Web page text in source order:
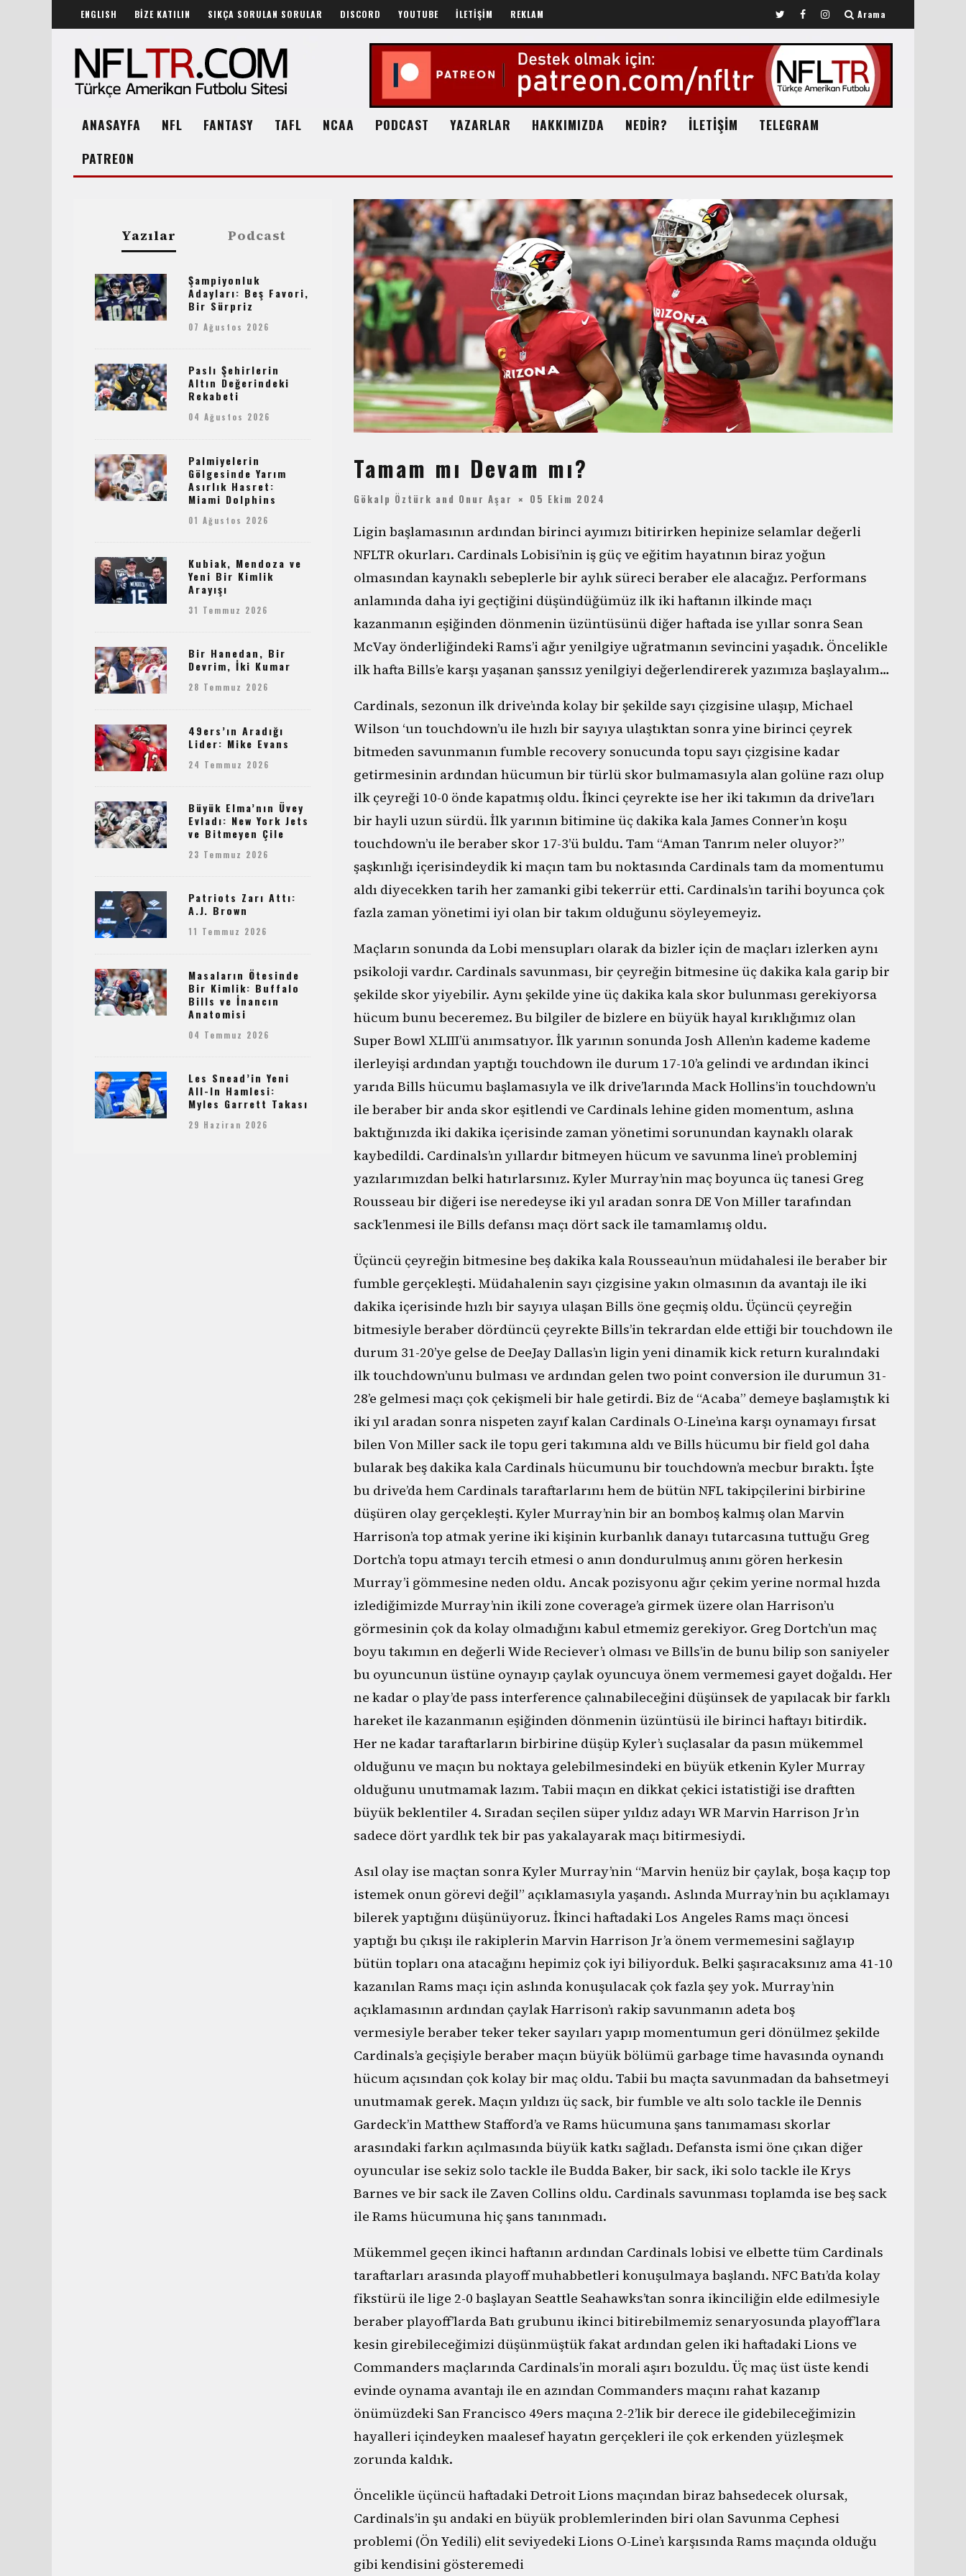
ENGLISH BİZE KATILIN SIKÇA SORULAN SORULAR DISCORD YOUTUBE İLETİŞİM REKLAM Arama
ANASAYFA NFL FANTASY TAFL NCAA PODCAST YAZARLAR HAKKIMIZDA NEDİR? İLETİŞİM
TELEGRAM
PATREON
Tamam mı Devam mı?
Gökalp Öztürk and Onur Aşar 05 Ekim 2024
Ligin başlamasının ardından birinci ayımızı bitirirken hepinize selamlar değerli
NFLTR okurları. Cardinals Lobisi’nin iş güç ve eğitim hayatının biraz yoğun
olmasından kaynaklı sebeplerle bir aylık süreci beraber ele alacağız. Performans
anlamında daha iyi geçtiğini düşündüğümüz ilk iki haftanın ilkinde maçı
kazanmanın eşiğinden dönmenin üzüntüsünü diğer haftada ise yıllar sonra Sean
McVay önderliğindeki Rams’i ağır yenilgiye uğratmanın sevincini yaşadık. Öncelikle
ilk hafta Bills’e karşı yaşanan şanssız yenilgiyi değerlendirerek yazımıza başlayalım…
Cardinals, sezonun ilk drive’ında kolay bir şekilde sayı çizgisine ulaşıp, Michael
Wilson ‘un touchdown’u ile hızlı bir sayıya ulaştıktan sonra yine birinci çeyrek
bitmeden savunmanın fumble recovery sonucunda topu sayı çizgisine kadar
getirmesinin ardından hücumun bir türlü skor bulmamasıyla alan golüne razı olup
ilk çeyreği 10-0 önde kapatmış oldu. İkinci çeyrekte ise her iki takımın da drive’ları
bir hayli uzun sürdü. İlk yarının bitimine üç dakika kala James Conner’ın koşu
touchdown’u ile beraber skor 17-3’ü buldu. Tam “Aman Tanrım neler oluyor?”
şaşkınlığı içerisindeydik ki maçın tam bu noktasında Cardinals tam da momentumu
aldı diyecekken tarih her zamanki gibi tekerrür etti. Cardinals’ın tarihi boyunca çok
fazla zaman yönetimi iyi olan bir takım olduğunu söyleyemeyiz.
Maçların sonunda da Lobi mensupları olarak da bizler için de maçları izlerken aynı
psikoloji vardır. Cardinals savunması, bir çeyreğin bitmesine üç dakika kala garip bir
şekilde skor yiyebilir. Aynı şekilde yine üç dakika kala skor bulunması gerekiyorsa
hücum bunu beceremez. Bu bilgiler de bizlere en büyük hayal kırıklığımız olan
Super Bowl XLIII’ü anımsatıyor. İlk yarının sonunda Josh Allen’ın kademe kademe
ilerleyişi ardından yaptığı touchdown ile durum 17-10’a gelindi ve ardından ikinci
yarıda Bills hücumu başlamasıyla ve ilk drive’larında Mack Hollins’in touchdown’u
ile beraber bir anda skor eşitlendi ve Cardinals lehine giden momentum, aslına
baktığınızda iki dakika içerisinde zaman yönetimi sorunundan kaynaklı olarak
kaybedildi. Cardinals’ın yıllardır bitmeyen hücum ve savunma line’ı probleminj
yazılarımızdan belki hatırlarsınız. Kyler Murray’nin maç boyunca üç tanesi Greg
Rousseau bir diğeri ise neredeyse iki yıl aradan sonra DE Von Miller tarafından
sack’lenmesi ile Bills defansı maçı dört sack ile tamamlamış oldu.
Üçüncü çeyreğin bitmesine beş dakika kala Rousseau’nun müdahalesi ile beraber bir
fumble gerçekleşti. Müdahalenin sayı çizgisine yakın olmasının da avantajı ile iki
dakika içerisinde hızlı bir sayıya ulaşan Bills öne geçmiş oldu. Üçüncü çeyreğin
bitmesiyle beraber dördüncü çeyrekte Bills’in tekrardan elde ettiği bir touchdown ile
durum 31-20’ye gelse de DeeJay Dallas’ın ligin yeni dinamik kick return kuralındaki
ilk touchdown’unu bulması ve ardından gelen two point conversion ile durumun 31-
28’e gelmesi maçı çok çekişmeli bir hale getirdi. Biz de “Acaba” demeye başlamıştık ki
iki yıl aradan sonra nispeten zayıf kalan Cardinals O-Line’ına karşı oynamayı fırsat
bilen Von Miller sack ile topu geri takımına aldı ve Bills hücumu bir field gol daha
bularak beş dakika kala Cardinals hücumunu bir touchdown’a mecbur bıraktı. İşte
bu drive’da hem Cardinals taraftarlarını hem de bütün NFL takipçilerini birbirine
düşüren olay gerçekleşti. Kyler Murray’nin bir an bomboş kalmış olan Marvin
Harrison’a top atmak yerine iki kişinin kurbanlık danayı tutarcasına tuttuğu Greg
Dortch’a topu atmayı tercih etmesi o anın dondurulmuş anını gören herkesin
Murray’i gömmesine neden oldu. Ancak pozisyonu ağır çekim yerine normal hızda
izlediğimizde Murray’nin ikili zone coverage’a girmek üzere olan Harrison’u
görmesinin çok da kolay olmadığını kabul etmemiz gerekiyor. Greg Dortch’un maç
boyu takımın en değerli Wide Reciever’ı olması ve Bills’in de bunu bilip son saniyeler
bu oyuncunun üstüne oynayıp çaylak oyuncuya önem vermemesi gayet doğaldı. Her
ne kadar o play’de pass interference çalınabileceğini düşünsek de yapılacak bir farklı
hareket ile kazanmanın eşiğinden dönmenin üzüntüsü ile birinci haftayı bitirdik.
Her ne kadar taraftarların birbirine düşüp Kyler’ı suçlasalar da pasın mükemmel
olduğunu ve maçın bu noktaya gelebilmesindeki en büyük etkenin Kyler Murray
olduğunu unutmamak lazım. Tabii maçın en dikkat çekici istatistiği ise draftten
büyük beklentiler 4. Sıradan seçilen süper yıldız adayı WR Marvin Harrison Jr’ın
sadece dört yardlık tek bir pas yakalayarak maçı bitirmesiydi.
Asıl olay ise maçtan sonra Kyler Murray’nin “Marvin henüz bir çaylak, boşa kaçıp top
istemek onun görevi değil” açıklamasıyla yaşandı. Aslında Murray’nin bu açıklamayı
bilerek yaptığını düşünüyoruz. İkinci haftadaki Los Angeles Rams maçı öncesi
yaptığı bu çıkışı ile rakiplerin Marvin Harrison Jr’a önem vermemesini sağlayıp
bütün topları ona atacağını hepimiz çok iyi biliyorduk. Belki şaşıracaksınız ama 41-10
kazanılan Rams maçı için aslında konuşulacak çok fazla şey yok. Murray’nin
açıklamasının ardından çaylak Harrison’ı rakip savunmanın adeta boş
vermesiyle beraber teker teker sayıları yapıp momentumun geri dönülmez şekilde
Cardinals’a geçişiyle beraber maçın büyük bölümü garbage time havasında oynandı
hücum açısından çok kolay bir maç oldu. Tabii bu maçta savunmadan da bahsetmeyi
unutmamak gerek. Maçın yıldızı üç sack, bir fumble ve altı solo tackle ile Dennis
Gardeck’in Matthew Stafford’a ve Rams hücumuna şans tanımaması skorlar
arasındaki farkın açılmasında büyük katkı sağladı. Defansta ismi öne çıkan diğer
oyuncular ise sekiz solo tackle ile Budda Baker, bir sack, iki solo tackle ile Krys
Barnes ve bir sack ile Zaven Collins oldu. Cardinals savunması toplamda ise beş sack
ile Rams hücumuna hiç şans tanınmadı.
Mükemmel geçen ikinci haftanın ardından Cardinals lobisi ve elbette tüm Cardinals
taraftarları arasında playoff muhabbetleri konuşulmaya başlandı. NFC Batı’da kolay
fikstürü ile lige 2-0 başlayan Seattle Seahawks’tan sonra ikinciliğin elde edilmesiyle
beraber playoff’larda Batı grubunu ikinci bitirebilmemiz senaryosunda playoff’lara
kesin girebileceğimizi düşünmüştük fakat ardından gelen iki haftadaki Lions ve
Commanders maçlarında Cardinals’in morali aşırı bozuldu. Üç maç üst üste kendi
evinde oynama avantajı ile en azından Commanders maçını rahat kazanıp
önümüzdeki San Francisco 49ers maçına 2-2’lik bir derece ile gidebileceğimizin
hayalleri içindeyken maalesef hayatın gerçekleri ile çok erkenden yüzleşmek
zorunda kaldık.
Öncelikle üçüncü haftadaki Detroit Lions maçından biraz bahsedecek olursak,
Cardinals’in şu andaki en büyük problemlerinden biri olan Savunma Cephesi
problemi (Ön Yedili) elit seviyedeki Lions O-Line’ı karşısında Rams maçında olduğu
gibi kendisini gösteremedi
Yazılar Podcast
Şampiyonluk
Adayları: Beş Favori,
Bir Sürpriz
07 Ağustos 2026
Paslı Şehirlerin
Altın Değerindeki
Rekabeti
04 Ağustos 2026
Palmiyelerin
Gölgesinde Yarım
Asırlık Hasret:
Miami Dolphins
01 Ağustos 2026
Kubiak, Mendoza ve
Yeni Bir Kimlik
Arayışı
31 Temmuz 2026
Bir Hanedan, Bir
Devrim, İki Kumar
28 Temmuz 2026
49ers’ın Aradığı
Lider: Mike Evans
24 Temmuz 2026
Büyük Elma’nın Üvey
Evladı: New York Jets
ve Bitmeyen Çile
23 Temmuz 2026
Patriots Zarı Attı:
A.J. Brown
11 Temmuz 2026
Masaların Ötesinde
Bir Kimlik: Buffalo
Bills ve İnancın
Anatomisi
04 Temmuz 2026
Les Snead’in Yeni
All-In Hamlesi:
Myles Garrett Takası
29 Haziran 2026